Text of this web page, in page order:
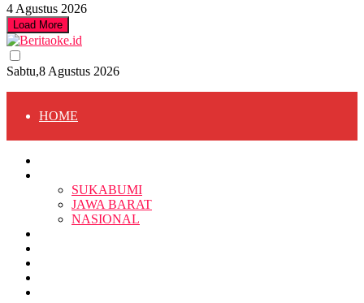
4 Agustus 2026
Load More
Sabtu,8 Agustus 2026
HOME
SUKABUMI
SUKABUMI
JAWA BARAT
NASIONAL